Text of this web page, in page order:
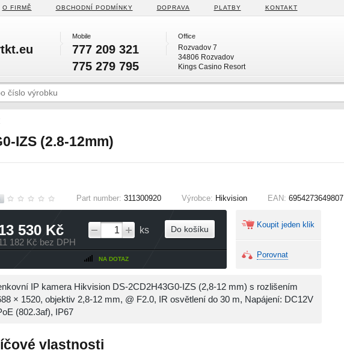
O FIRMĚ OBCHODNÍ PODMÍNKY DOPRAVA PLATBY KONTAKT
Mobile
777 209 321
775 279 795
Office
Rozvadov 7
34806 Rozvadov
Kings Casino Resort
IZS (2.8-12mm)
Part number: 311300920 Výrobce: Hikvision EAN: 6954273649807
530 Kč
182 Kč bez DPH
ks
NA DOTAZ
Do košíku Koupit jeden klik
Porovnat
IP kamera Hikvision DS-2CD2H43G0-IZS (2,8-12 mm) s rozlišením
× 1520, objektiv 2,8-12 mm, @ F2.0, IR osvětlení do 30 m, Napájení: DC12V
(802.3af), IP67
vlastnosti